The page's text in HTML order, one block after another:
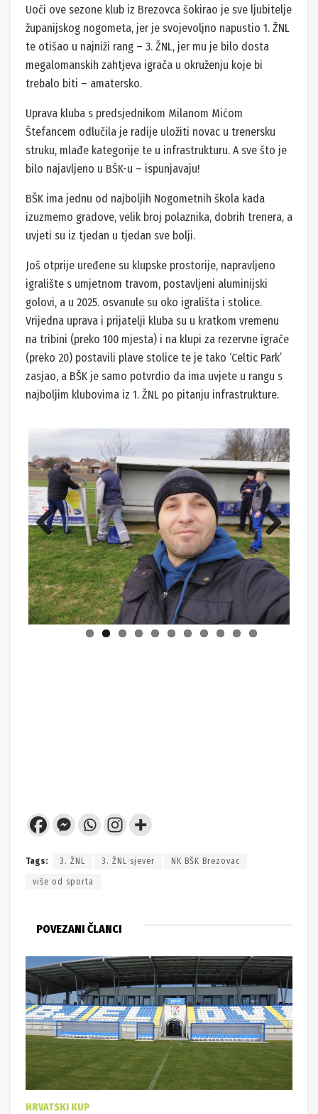
Uoči ove sezone klub iz Brezovca šokirao je sve ljubitelje
županijskog nogometa, jer je svojevoljno napustio 1. ŽNL
te otišao u najniži rang – 3. ŽNL, jer mu je bilo dosta
megalomanskih zahtjeva igrača u okruženju koje bi
trebalo biti – amatersko.
Uprava kluba s predsjednikom Milanom Mićom
Štefancem odlučila je radije uložiti novac u trenersku
struku, mlađe kategorije te u infrastrukturu. A sve što je
bilo najavljeno u BŠK-u – ispunjavaju!
BŠK ima jednu od najboljih Nogometnih škola kada
izuzmemo gradove, velik broj polaznika, dobrih trenera, a
uvjeti su iz tjedan u tjedan sve bolji.
Još otprije uređene su klupske prostorije, napravljeno
igralište s umjetnom travom, postavljeni aluminijski
golovi, a u 2025. osvanule su oko igrališta i stolice.
Vrijedna uprava i prijatelji kluba su u kratkom vremenu
na tribini (preko 100 mjesta) i na klupi za rezervne igrače
(preko 20) postavili plave stolice te je tako ‘Celtic Park’
zasjao, a BŠK je samo potvrdio da ima uvjete u rangu s
najboljim klubovima iz 1. ŽNL po pitanju infrastrukture.
Previ
ous
Next
Tags: 3. ŽNL 3. ŽNL sjever NK BŠK Brezovac
više od sporta
POVEZANI ČLANCI
HRVATSKI KUP